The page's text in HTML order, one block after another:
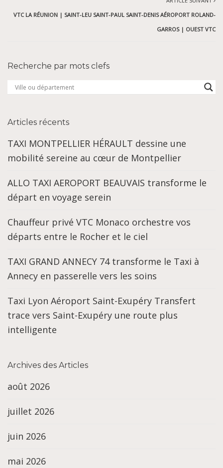
VTC LA RÉUNION | SAINT-LEU SAINT-PAUL SAINT-DENIS AÉROPORT ROLAND-
GARROS | OUEST VTC
Recherche par mots clefs
Articles récents
TAXI MONTPELLIER HÉRAULT dessine une
mobilité sereine au cœur de Montpellier
ALLO TAXI AEROPORT BEAUVAIS transforme le
départ en voyage serein
Chauffeur privé VTC Monaco orchestre vos
départs entre le Rocher et le ciel
TAXI GRAND ANNECY 74 transforme le Taxi à
Annecy en passerelle vers les soins
Taxi Lyon Aéroport Saint-Exupéry Transfert
trace vers Saint-Exupéry une route plus
intelligente
Archives des Articles
août 2026
juillet 2026
juin 2026
mai 2026